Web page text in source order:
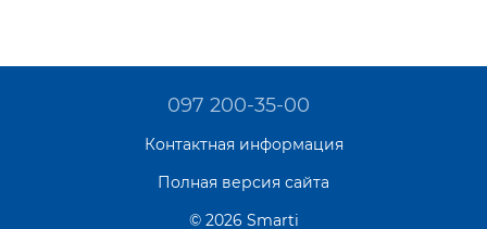
097 200-35-00
Контактная информация
Полная версия сайта
© 2026 Smarti